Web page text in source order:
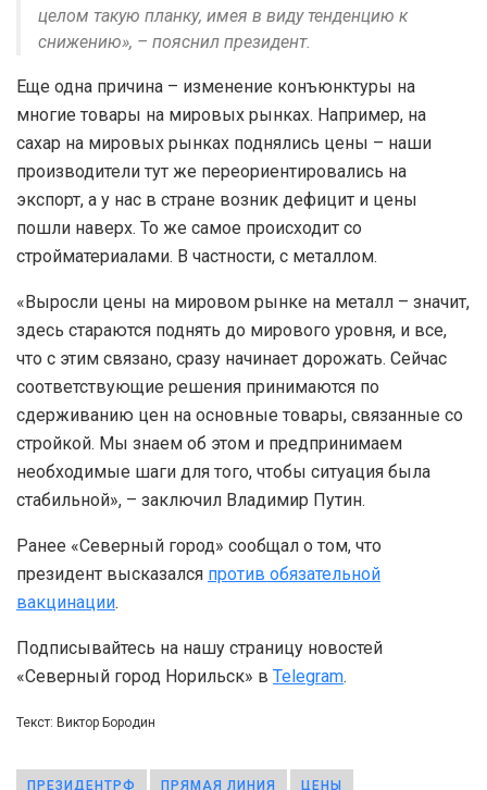
целом такую планку, имея в виду тенденцию к
снижению», – пояснил президент.
Еще одна причина – изменение конъюнктуры на
многие товары на мировых рынках. Например, на
сахар на мировых рынках поднялись цены – наши
производители тут же переориентировались на
экспорт, а у нас в стране возник дефицит и цены
пошли наверх. То же самое происходит со
стройматериалами. В частности, с металлом.
«Выросли цены на мировом рынке на металл – значит,
здесь стараются поднять до мирового уровня, и все,
что с этим связано, сразу начинает дорожать. Сейчас
соответствующие решения принимаются по
сдерживанию цен на основные товары, связанные со
стройкой. Мы знаем об этом и предпринимаем
необходимые шаги для того, чтобы ситуация была
стабильной», – заключил Владимир Путин.
Ранее «Северный город» сообщал о том, что
президент высказался против обязательной
вакцинации.
Подписывайтесь на нашу страницу новостей
«Северный город Норильск» в Telegram.
Текст: Виктор Бородин
ПРЕЗИДЕНТРФ ПРЯМАЯ ЛИНИЯ ЦЕНЫ